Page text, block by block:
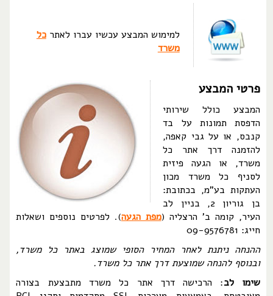
למימוש המבצע עכשיו עברו לאתרכל
משרד
פרטי המבצע
המבצע כולל שירותי
הדפסת תמונות על בד
קנבס, או על גבי קאפה,
להזמנה דרך אתר כל
משרד, או הגעה פיזית
לסניף כל משרד מכון
העתקות בע"מ, בכתובת:
בן גוריון 2, בניין לב
העיר, קומה ב' הרצליה (מפת הגעה). לפרטים נוספים ושאלות
חייג: 09-9576781
ההנחה ניתנת לאחר המחיר הסופי שמוצג באתר כל משרד,
ובנוסף להנחה שמוצעת דרך אתר כל משרד.
שימו לב: הרכישה דרך אתר כל משרד מתבצעת בצורה